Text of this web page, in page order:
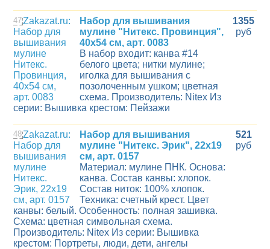
47
Набор для вышивания
мулине "Нитекс. Провинция",
40х54 см, арт. 0083
В набор входит: канва #14
белого цвета; нитки мулине;
иголка для вышивания с
позолоченным ушком; цветная
схема. Производитель: Nitex Из
серии: Вышивка крестом: Пейзажи
1355
руб
48
Набор для вышивания
мулине "Нитекс. Эрик", 22х19
см, арт. 0157
Материал: мулине ПНК. Основа:
канва. Состав канвы: хлопок.
Состав ниток: 100% хлопок.
Техника: счетный крест. Цвет
канвы: белый. Особенность: полная зашивка.
Схема: цветная символьная схема.
Производитель: Nitex Из серии: Вышивка
крестом: Портреты, люди, дети, ангелы
521
руб